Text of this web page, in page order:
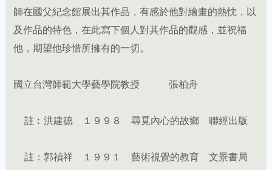
師在國父紀念館展出其作品，有感於他對繪畫的熱忱，以
及作品的特色，在此寫下個人對其作品的觀感，並祝福
他，期望他珍惜所擁有的一切。
國立台灣師範大學藝學院教授 張柏舟
註︰洪建德 １９９８ 尋覓內心的故鄉 聯經出版
註：郭禎祥 １９９１ 藝術視覺的教育 文景書局